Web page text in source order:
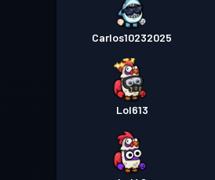
Carlos10232025
Lol613